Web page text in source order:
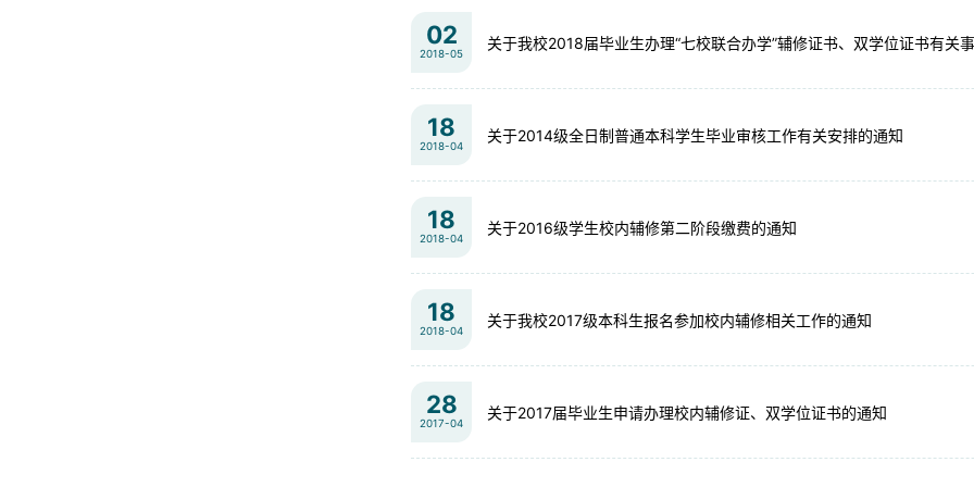
02
2018-05
关于我校2018届毕业生办理“七校联合办学”辅修证书、双学位证书有关
18
2018-04
关于2014级全日制普通本科学生毕业审核工作有关安排的通知
18
2018-04
关于2016级学生校内辅修第二阶段缴费的通知
18
2018-04
关于我校2017级本科生报名参加校内辅修相关工作的通知
28
2017-04
关于2017届毕业生申请办理校内辅修证、双学位证书的通知